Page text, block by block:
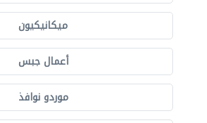
ميكانيكيون
أعمال جبس
موردو نوافذ